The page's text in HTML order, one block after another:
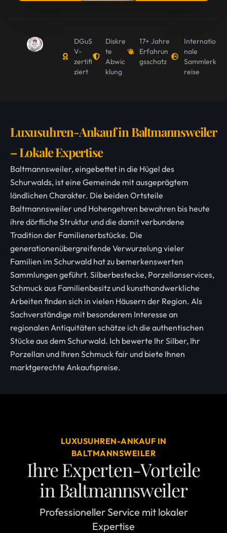
DGuS
V-
zertifi
ziert
Diskre
te
Abwic
klung
17+ Jahre
Erfahrun
gsschatz
Internatio
nale
Sammlerk
reise
Luxusuhren-Ankauf in Baltmannsweiler
– Lokale Expertise
Baltmannsweiler, eingebettet in die Hügel des
Schurwalds, ist eine Gemeinde mit ausgeprägtem
ländlichen Charakter. Die beiden Ortsteile
Baltmannsweiler und Hohengehren bewahren bis heute
ihre dörfliche Struktur und die damit verbundene
Tradition der Familienerbstücke. Die
generationenübergreifende Verwurzelung vieler
Familien im Schurwald hat zu bemerkenswerten
Sammlungen geführt. Silberbestecke, Porzellanservices,
Schmuck aus Familienbesitz und kunsthandwerkliche
Arbeiten finden sich in vielen Häusern der Region. Als
Sachverständige mit besonderem Interesse an
regionalen Antiquitäten schätze ich die authentischen
Stücke aus dem Schurwald. Ich bewerte Ihr Silber, Ihr
Porzellan und Ihren Schmuck fair und biete Ihnen
marktgerechte Ankaufspreise.
LUXUSUHREN-ANKAUF IN
BALTMANNSWEILER
Ihre Experten-Vorteile
in Baltmannsweiler
Professioneller Service mit lokaler
Expertise